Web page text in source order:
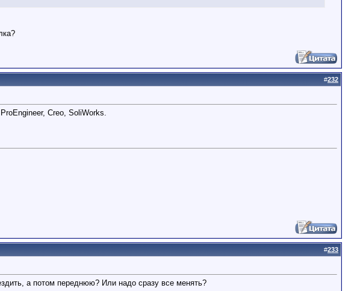
#232
Creo, SoliWorks.
#233
а потом переднюю? Или надо сразу все менять?